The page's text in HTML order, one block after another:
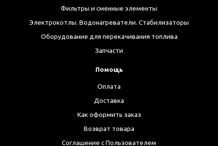
Фильтры и сменные элементы
Электрокотлы. Водонагреватели. Стабилизаторы
Оборудование для перекачивания топлива
Запчасти
Помощь
Оплата
Доставка
Как оформить заказ
Возврат товара
Соглашение с Пользователем